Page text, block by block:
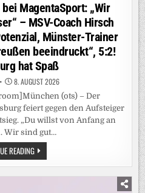
MagentaSport: „Wir
– MSV-Coach Hirsch
Münster-Trainer
beeindruckt“, 5:2!
hat Spaß
8. AUGUST 2026
(ots) – Der
feiert gegen den Aufsteiger
„Du willst von Anfang an
Wir sind gut…
READING3.LIGA
KOMPLETT
LIVE
BEI